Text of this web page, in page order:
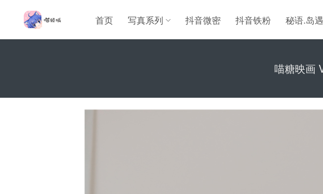
首页 写真系列 抖音微密 抖音铁粉 秘语.岛遇
喵糖映画